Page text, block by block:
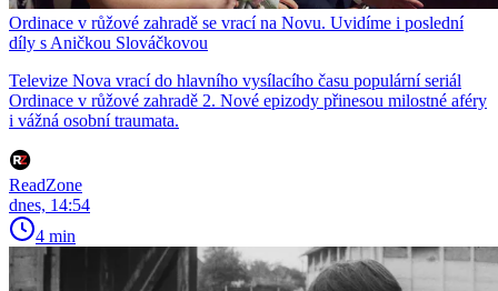
Ordinace v růžové zahradě se vrací na Novu. Uvidíme i poslední
díly s Aničkou Slováčkovou
Televize Nova vrací do hlavního vysílacího času populární seriál
Ordinace v růžové zahradě 2. Nové epizody přinesou milostné aféry
i vážná osobní traumata.
ReadZone
dnes, 14:54
4 min